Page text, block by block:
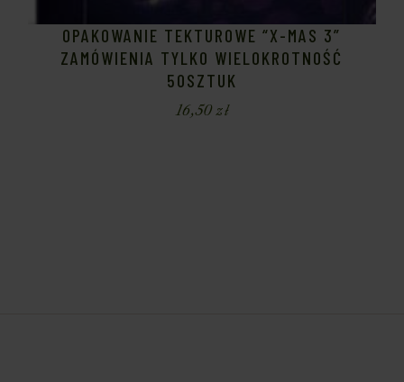
OPAKOWANIE TEKTUROWE “X-MAS 3”
ZAMÓWIENIA TYLKO WIELOKROTNOŚĆ
50SZTUK
16,50zł